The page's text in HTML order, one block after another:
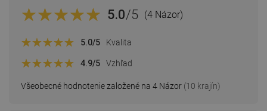
5.0/5 (4 Názor)
Všeobecné hodnotenie založené na 4 Názor (10 krajín)
5.0/5 Kvalita
4.9/5 Vzhľad